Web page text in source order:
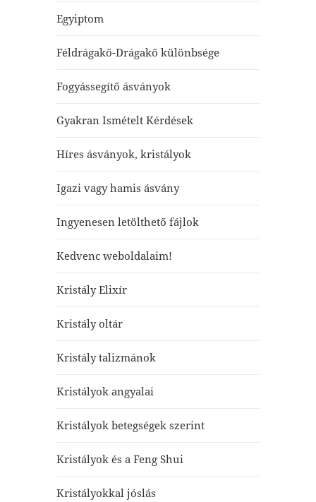
Egyiptom
Féldrágakő-Drágakő különbsége
Fogyássegítő ásványok
Gyakran Ismételt Kérdések
Híres ásványok, kristályok
Igazi vagy hamis ásvány
Ingyenesen letölthető fájlok
Kedvenc weboldalaim!
Kristály Elixír
Kristály oltár
Kristály talizmánok
Kristályok angyalai
Kristályok betegségek szerint
Kristályok és a Feng Shui
Kristályokkal jóslás